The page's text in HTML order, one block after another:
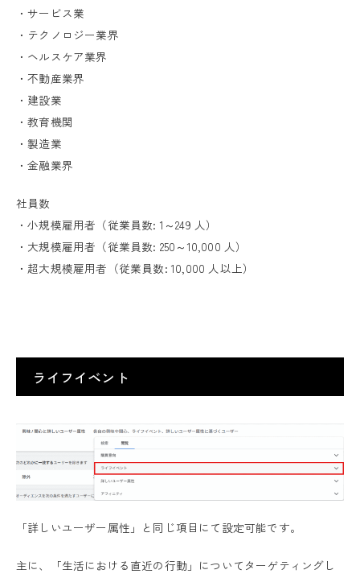
・サービス業
・テクノロジー業界
・ヘルスケア業界
・不動産業界
・建設業
・教育機関
・製造業
・金融業界
社員数
・小規模雇用者（従業員数: 1～249 人）
・大規模雇用者（従業員数: 250～10,000 人）
・超大規模雇用者（従業員数: 10,000 人以上）
ライフイベント
「詳しいユーザー属性」と同じ項目にて設定可能です。
主に、「生活における直近の行動」についてターゲティングし